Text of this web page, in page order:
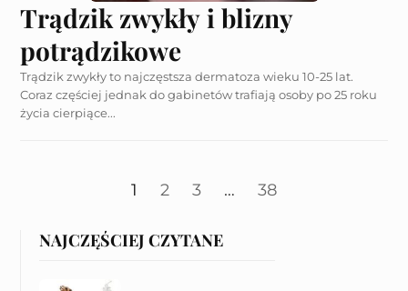
Trądzik zwykły i blizny
potrądzikowe
Trądzik zwykły to najczęstsza dermatoza wieku 10-25 lat.
Coraz częściej jednak do gabinetów trafiają osoby po 25 roku
życia cierpiące...
1 2 3 … 38
NAJCZĘŚCIEJ CZYTANE